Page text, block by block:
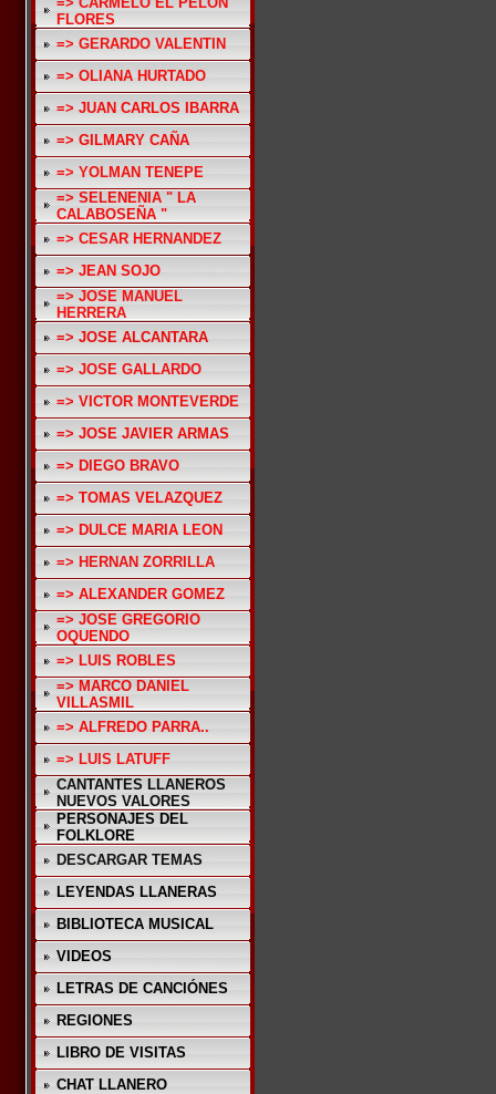
FLORES
=> GERARDO VALENTIN
=> OLIANA HURTADO
=> JUAN CARLOS IBARRA
=> GILMARY CAÑA
=> YOLMAN TENEPE
=> SELENENIA " LA
CALABOSEÑA "
=> CESAR HERNANDEZ
=> JEAN SOJO
=> JOSE MANUEL
HERRERA
=> JOSE ALCANTARA
=> JOSE GALLARDO
=> VICTOR MONTEVERDE
=> JOSE JAVIER ARMAS
=> DIEGO BRAVO
=> TOMAS VELAZQUEZ
=> DULCE MARIA LEON
=> HERNAN ZORRILLA
=> ALEXANDER GOMEZ
=> JOSE GREGORIO
OQUENDO
=> LUIS ROBLES
=> MARCO DANIEL
VILLASMIL
=> ALFREDO PARRA..
=> LUIS LATUFF
CANTANTES LLANEROS
NUEVOS VALORES
PERSONAJES DEL
FOLKLORE
DESCARGAR TEMAS
LEYENDAS LLANERAS
BIBLIOTECA MUSICAL
VIDEOS
LETRAS DE CANCIÓNES
REGIONES
LIBRO DE VISITAS
CHAT LLANERO